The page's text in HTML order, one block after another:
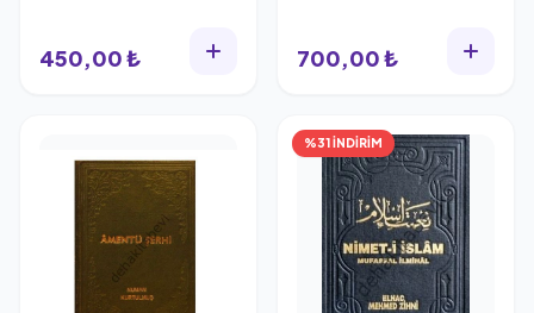
450,00 ₺ 700,00 ₺
%31 İNDİRİM